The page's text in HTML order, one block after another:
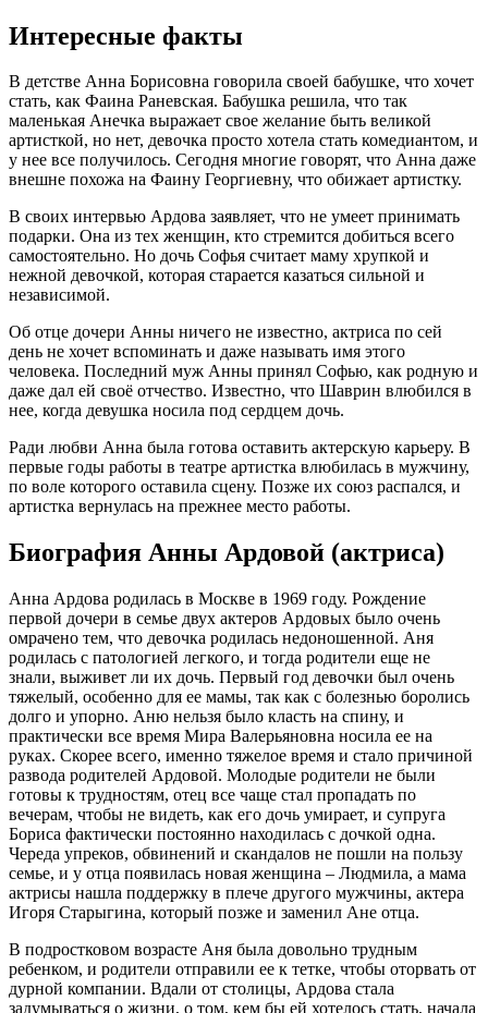
Интересные факты
В детстве Анна Борисовна говорила своей бабушке, что хочет
стать, как Фаина Раневская. Бабушка решила, что так
маленькая Анечка выражает свое желание быть великой
артисткой, но нет, девочка просто хотела стать комедиантом, и
у нее все получилось. Сегодня многие говорят, что Анна даже
внешне похожа на Фаину Георгиевну, что обижает артистку.
В своих интервью Ардова заявляет, что не умеет принимать
подарки. Она из тех женщин, кто стремится добиться всего
самостоятельно. Но дочь Софья считает маму хрупкой и
нежной девочкой, которая старается казаться сильной и
независимой.
Об отце дочери Анны ничего не известно, актриса по сей
день не хочет вспоминать и даже называть имя этого
человека. Последний муж Анны принял Софью, как родную и
даже дал ей своё отчество. Известно, что Шаврин влюбился в
нее, когда девушка носила под сердцем дочь.
Ради любви Анна была готова оставить актерскую карьеру. В
первые годы работы в театре артистка влюбилась в мужчину,
по воле которого оставила сцену. Позже их союз распался, и
артистка вернулась на прежнее место работы.
Биография Анны Ардовой (актриса)
Анна Ардова родилась в Москве в 1969 году. Рождение
первой дочери в семье двух актеров Ардовых было очень
омрачено тем, что девочка родилась недоношенной. Аня
родилась с патологией легкого, и тогда родители еще не
знали, выживет ли их дочь. Первый год девочки был очень
тяжелый, особенно для ее мамы, так как с болезнью боролись
долго и упорно. Аню нельзя было класть на спину, и
практически все время Мира Валерьяновна носила ее на
руках. Скорее всего, именно тяжелое время и стало причиной
развода родителей Ардовой. Молодые родители не были
готовы к трудностям, отец все чаще стал пропадать по
вечерам, чтобы не видеть, как его дочь умирает, и супруга
Бориса фактически постоянно находилась с дочкой одна.
Череда упреков, обвинений и скандалов не пошли на пользу
семье, и у отца появилась новая женщина – Людмила, а мама
актрисы нашла поддержку в плече другого мужчины, актера
Игоря Старыгина, который позже и заменил Ане отца.
В подростковом возрасте Аня была довольно трудным
ребенком, и родители отправили ее к тетке, чтобы оторвать от
дурной компании. Вдали от столицы, Ардова стала
задумываться о жизни, о том, кем бы ей хотелось стать, начала